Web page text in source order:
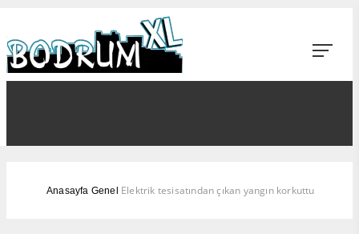
Anasayfa Genel Elektrik tesisatından çıkan yangın korkuttu